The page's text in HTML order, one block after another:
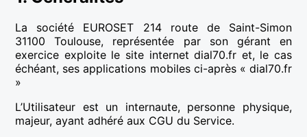
La société EUROSET 214 route de Saint-Simon
31100 Toulouse, représentée par son gérant en
exercice exploite le site internet dial70.fr et, le cas
échéant, ses applications mobiles ci-après « dial70.fr
»
L’Utilisateur est un internaute, personne physique,
majeur, ayant adhéré aux CGU du Service.